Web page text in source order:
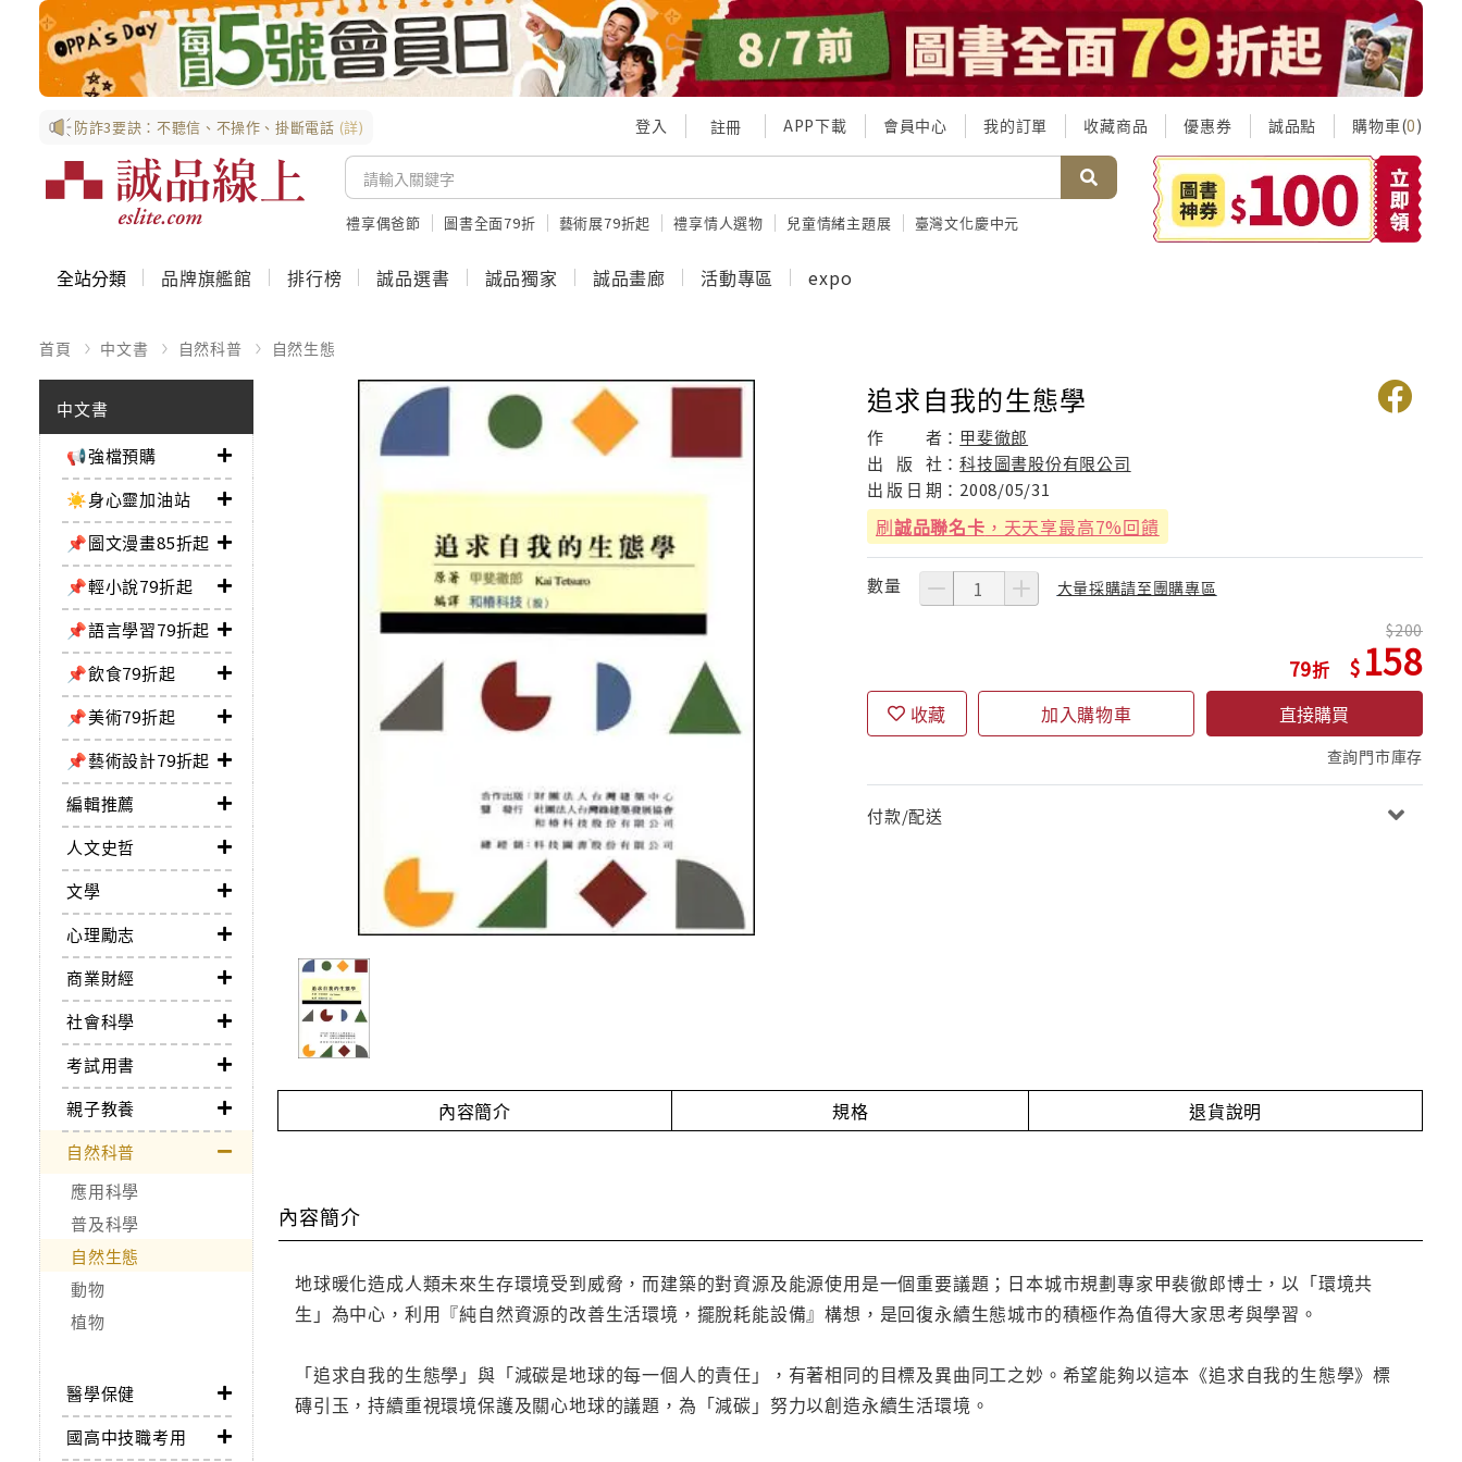
防詐3要訣：不聽信、不操作、掛斷電話 (詳) 登入 註冊 APP下載 會員中心 我的訂單 收藏商品 優惠券 誠品點 購物車(0)
禮享偶爸節 圖書全面79折 藝術展79折起 禮享情人選物 兒童情緒主題展 臺灣文化慶中元
全站分類 品牌旗艦館 排行榜 誠品選書 誠品獨家 誠品畫廊 活動專區 expo
首頁 中文書 自然科普 自然生態
中文書
📢強檔預購
☀️身心靈加油站
📌圖文漫畫85折起
📌輕小說79折起
📌語言學習79折起
📌飲食79折起
📌美術79折起
📌藝術設計79折起
編輯推薦
人文史哲
文學
心理勵志
商業財經
社會科學
考試用書
親子教養
自然科普
應用科學
普及科學
自然生態
動物
植物
醫學保健
國高中技職考用
追求自我的生態學
作 者： 甲斐徹郎
出
版 社：科技圖書股份有限公司
出 版 日 期： 2008/05/31
刷誠品聯名卡 ，天天享最高7%回饋
數量 大量採購請至團購專區
79
200
158
收藏 加入購物車 直接購買
查詢門市庫存
付款/配送
內容簡介 規格 退貨說明
內容簡介
地球暖化造成人類未來生存環境受到威脅，而建築的對資源及能源使用是一個重要議題；日本城市規劃專家甲裴徹郎博士，以「環境共
生」為中心，利用『純自然資源的改善生活環境，擺脫耗能設備』構想，是回復永續生態城市的積極作為值得大家思考與學習。
「追求自我的生態學」與「減碳是地球的每一個人的責任」，有著相同的目標及異曲同工之妙。希望能夠以這本《追求自我的生態學》標
磚引玉，持續重視環境保護及關心地球的議題，為「減碳」努力以創造永續生活環境。